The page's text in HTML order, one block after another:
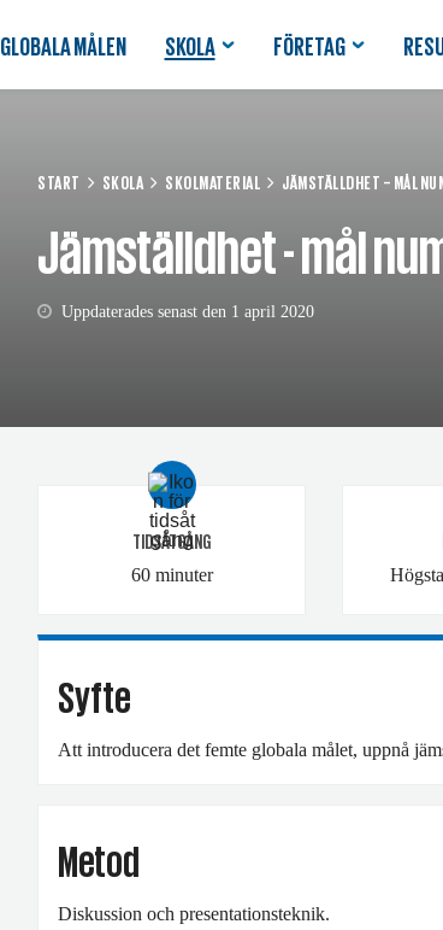
GLOBALA MÅLEN SKOLA FÖRETAG
START SKOLA SKOLMATERIAL JÄMSTÄLLDHET – MÅL
Jämställdhet - mål
Uppdaterades senast den 1 april 2020
TIDSÅTGÅNG
60 minuter
Syfte
Att introducera det femte globala målet, uppnå
Metod
Diskussion och presentationsteknik.